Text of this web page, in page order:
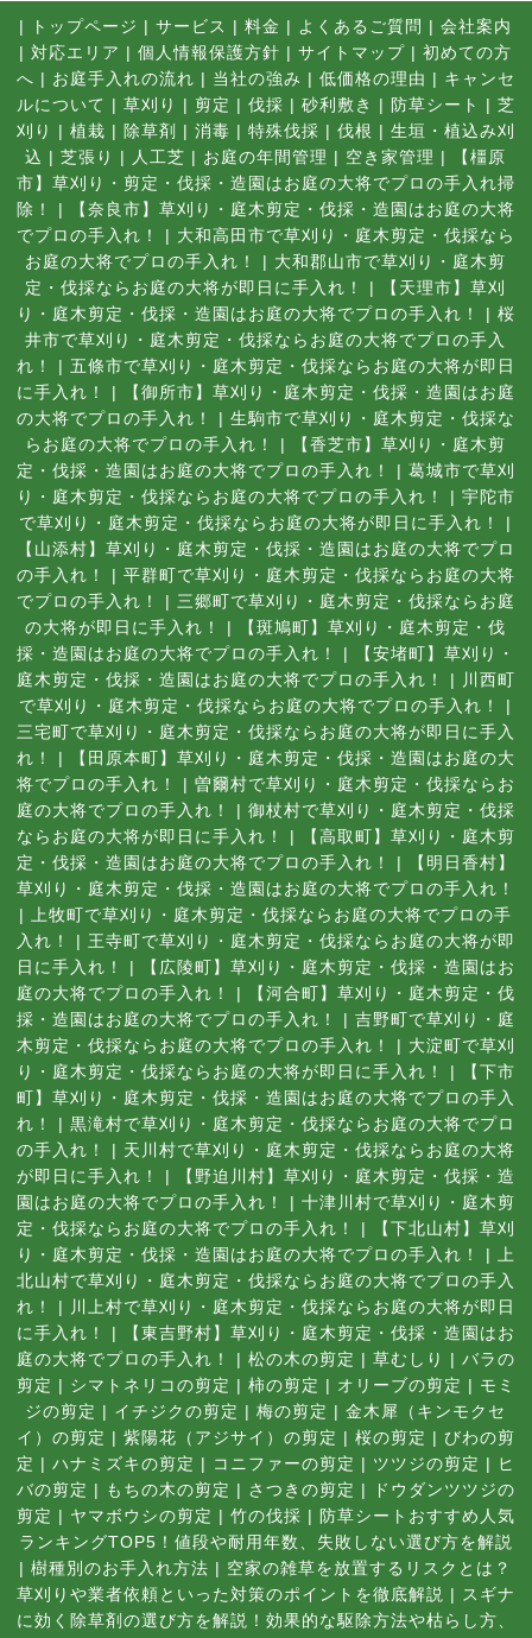
| トップページ | サービス | 料金 | よくあるご質問 | 会社案内
| 対応エリア | 個人情報保護方針 | サイトマップ | 初めての方
へ | お庭手入れの流れ | 当社の強み | 低価格の理由 | キャンセ
ルについて | 草刈り | 剪定 | 伐採 | 砂利敷き | 防草シート | 芝
刈り
| 植栽 | 除草剤 | 消毒 | 特殊伐採 | 伐根 | 生垣・植込み刈
込 | 芝張り | 人工芝 | お庭の年間管理 | 空き家管理 |
【橿原
市】草刈り・剪定・伐採・造園はお庭の大将でプロの手入れ掃
除！
|
【奈良市】草刈り・庭木剪定・伐採・造園はお庭の大将
でプロの手入れ！
| 大和高田市で草刈り・庭木剪定・伐採なら
お庭の大将でプロの手入れ！
| 大和郡山市で草刈り・庭木剪
定・伐採ならお庭の大将が即日に手入れ！
|
【天理市】草刈
り・庭木剪定・伐採・造園はお庭の大将でプロの手入れ！
| 桜
井市で草刈り・庭木剪定・伐採ならお庭の大将でプロの手入
れ！
| 五條市で草刈り・庭木剪定・伐採ならお庭の大将が即日
に手入れ！
|
【御所市】草刈り・庭木剪定・伐採・造園はお庭
の大将でプロの手入れ！
| 生駒市で草刈り・庭木剪定・伐採な
らお庭の大将でプロの手入れ！
|
【香芝市】草刈り・庭木剪
定・伐採・造園はお庭の大将でプロの手入れ！
| 葛城市で草刈
り・庭木剪定・伐採ならお庭の大将でプロの手入れ！
| 宇陀市
で草刈り・庭木剪定・伐採ならお庭の大将が即日に手入れ！
|
【山添村】草刈り・庭木剪定・伐採・造園はお庭の大将でプロ
の手入れ！
| 平群町で草刈り・庭木剪定・伐採ならお庭の大将
でプロの手入れ！
| 三郷町で草刈り・庭木剪定・伐採ならお庭
の大将が即日に手入れ！
|
【斑鳩町】草刈り・庭木剪定・伐
採・造園はお庭の大将でプロの手入れ！
|
【安堵町】草刈り・
庭木剪定・伐採・造園はお庭の大将でプロの手入れ！
|
川西町
で草刈り・庭木剪定・伐採ならお庭の大将でプロの手入れ！
|
三宅町で草刈り・庭木剪定・伐採ならお庭の大将が即日に手入
れ！
|
【田原本町】草刈り・庭木剪定・伐採・造園はお庭の大
将でプロの手入れ！
| 曽爾村で草刈り・庭木剪定・伐採ならお
庭の大将でプロの手入れ！
| 御杖村で草刈り・庭木剪定・伐採
ならお庭の大将が即日に手入れ！
|
【高取町】草刈り・庭木剪
定・伐採・造園はお庭の大将でプロの手入れ！
|
【明日香村】
草刈り・庭木剪定・伐採・造園はお庭の大将でプロの手入れ！
|
上牧町で草刈り・庭木剪定・伐採ならお庭の大将でプロの手
入れ！
| 王寺町で草刈り・庭木剪定・伐採ならお庭の大将が即
日に手入れ！
|
【広陵町】草刈り・庭木剪定・伐採・造園はお
庭の大将でプロの手入れ！
|
【河合町】草刈り・庭木剪定・伐
採・造園はお庭の大将でプロの手入れ！
| 吉野町で草刈り・庭
木剪定・伐採ならお庭の大将でプロの手入れ！
| 大淀町で草刈
り・庭木剪定・伐採ならお庭の大将が即日に手入れ！
|
【下市
町】草刈り・庭木剪定・伐採・造園はお庭の大将でプロの手入
れ！
| 黒滝村で草刈り・庭木剪定・伐採ならお庭の大将でプロ
の手入れ！
| 天川村で草刈り・庭木剪定・伐採ならお庭の大将
が即日に手入れ！
|
【野迫川村】草刈り・庭木剪定・伐採・造
園はお庭の大将でプロの手入れ！
| 十津川村で草刈り・庭木剪
定・伐採ならお庭の大将でプロの手入れ！
|
【下北山村】草刈
り・庭木剪定・伐採・造園はお庭の大将でプロの手入れ！
|
上
北山村で草刈り・庭木剪定・伐採ならお庭の大将でプロの手入
れ！
|
川上村で草刈り・庭木剪定・伐採ならお庭の大将が即日
に手入れ！
|
【東吉野村】草刈り・庭木剪定・伐採・造園はお
庭の大将でプロの手入れ！
| 松の木の剪定 | 草むしり | バラの
剪定 | シマトネリコの剪定 | 柿の剪定 | オリーブの剪定 | モミ
ジの剪定 | イチジクの剪定 | 梅の剪定 | 金木犀（キンモクセ
イ）の剪定 | 紫陽花（アジサイ）の剪定 | 桜の剪定 | びわの剪
定 | ハナミズキの剪定 | コニファーの剪定 | ツツジの剪定 | ヒ
バの剪定 | もちの木の剪定 | さつきの剪定 |
ドウダンツツジの
剪定 | ヤマボウシの剪定 | 竹の伐採 | 防草シートおすすめ人気
ランキングTOP5！値段や耐用年数、失敗しない選び方を解説
| 樹種別のお手入れ方法 | 空家の雑草を放置するリスクとは？
草刈りや業者依頼といった対策のポイントを徹底解説 | スギナ
に効く除草剤の選び方を解説！効果的な駆除方法や枯らし方、